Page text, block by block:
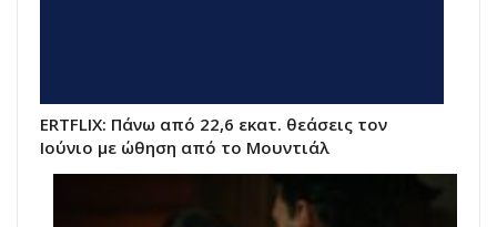
ERTFLIX: Πάνω από 22,6 εκατ. θεάσεις τον
Ιούνιο με ώθηση από το Μουντιάλ